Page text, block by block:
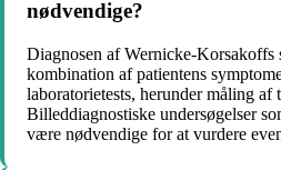
nødvendige?
Diagnosen af Wernicke-Korsakoffs
kombination af patientens
laboratorietests, herunder måling af
Billeddiagnostiske undersøgelser
være nødvendige for at vurdere